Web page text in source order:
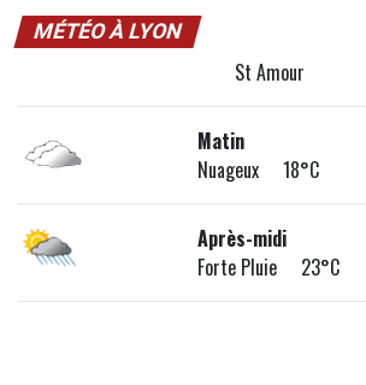
MÉTÉO À LYON
St Amour
Matin
Nuageux 18°C
Après-midi
Forte Pluie 23°C